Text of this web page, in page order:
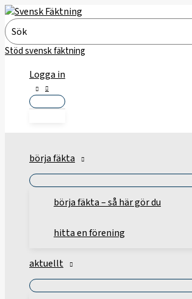
Hoppa
till
innehåll
Search
for:
Stöd svensk fäktning
Logga in
börja fäkta
börja fäkta – så här gör du
hitta en förening
aktuellt